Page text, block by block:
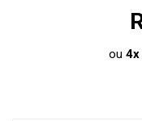
ou 4x